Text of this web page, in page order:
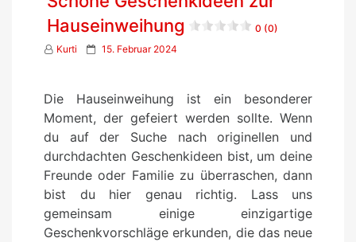
Hauseinweihung
0 (0)
Kurti
P
t
e
o
n
15. Februar 2024
Die Hauseinweihung ist ein besonderer
Moment, der gefeiert werden sollte. Wenn
du auf der Suche nach originellen und
durchdachten Geschenkideen bist, um deine
Freunde oder Familie zu überraschen, dann
bist du hier genau richtig. Lass uns
gemeinsam einige einzigartige
Geschenkvorschläge erkunden, die das neue